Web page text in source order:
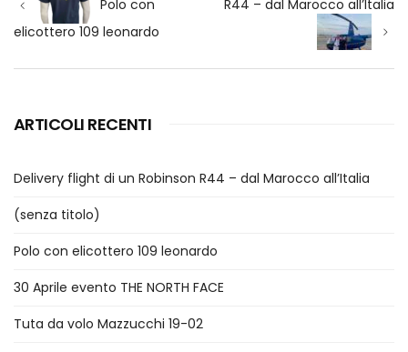
Polo con
elicottero 109 leonardo
R44 – dal Marocco all’Italia
ARTICOLI RECENTI
Delivery flight di un Robinson R44 – dal Marocco all’Italia
(senza titolo)
Polo con elicottero 109 leonardo
30 Aprile evento THE NORTH FACE
Tuta da volo Mazzucchi 19-02